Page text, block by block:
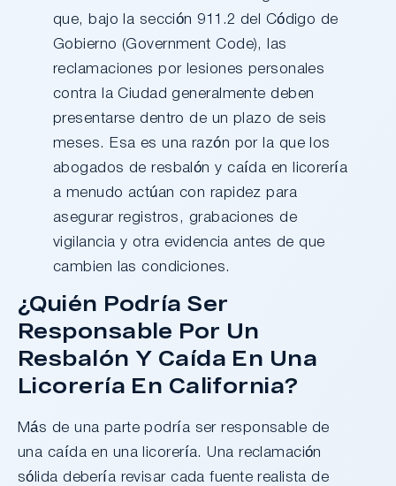
que, bajo la sección 911.2 del Código de
Gobierno (Government Code), las
reclamaciones por lesiones personales
contra la Ciudad generalmente deben
presentarse dentro de un plazo de seis
meses. Esa es una razón por la que los
abogados de resbalón y caída en licorería
a menudo actúan con rapidez para
asegurar registros, grabaciones de
vigilancia y otra evidencia antes de que
cambien las condiciones.
¿Quién Podría Ser
Responsable Por Un
Resbalón Y Caída En Una
Licorería En California?
Más de una parte podría ser responsable de
una caída en una licorería. Una reclamación
sólida debería revisar cada fuente realista de